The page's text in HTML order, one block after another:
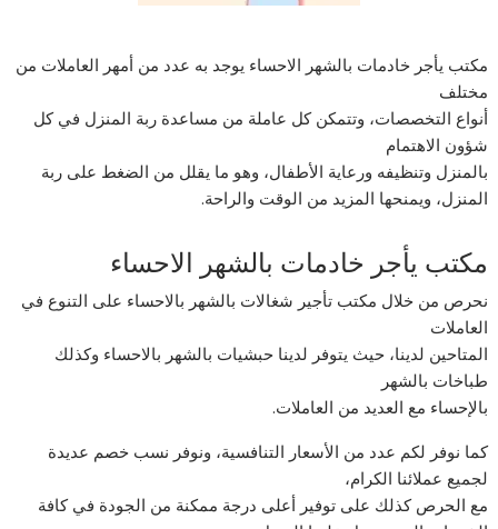
مكتب يأجر خادمات بالشهر الاحساء يوجد به عدد من أمهر العاملات من
مختلف
أنواع التخصصات، وتتمكن كل عاملة من مساعدة ربة المنزل في كل
شؤون الاهتمام
بالمنزل وتنظيفه ورعاية الأطفال، وهو ما يقلل من الضغط على ربة
المنزل، ويمنحها المزيد من الوقت والراحة.
مكتب يأجر خادمات بالشهر الاحساء
نحرص من خلال مكتب تأجير شغالات بالشهر بالاحساء على التنوع في
العاملات
المتاحين لدينا، حيث يتوفر لدينا حبشيات بالشهر بالاحساء وكذلك
طباخات بالشهر
بالإحساء مع العديد من العاملات.
كما نوفر لكم عدد من الأسعار التنافسية، ونوفر نسب خصم عديدة
لجميع عملائنا الكرام،
مع الحرص كذلك على توفير أعلى درجة ممكنة من الجودة في كافة